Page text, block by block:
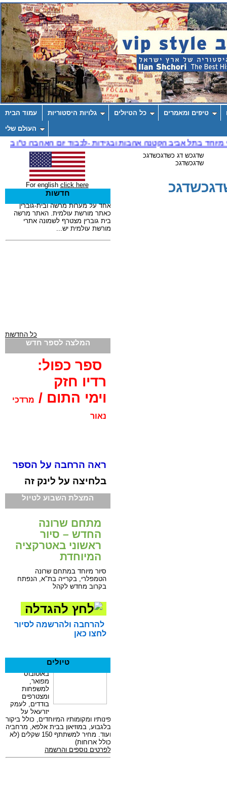
עמוד הבית גלויות היסטוריות כל הטיולים טיפים ומאמרים
העולם שלי
שדגכש דג כשדגכשדגכ
שדגכשדגכ
For english click here
חדשות
כל החדשות
המלצה לספר חדש
ספר כפול:
רדיו חזק
וימי התום / מרדכי
נאור
ראה הרחבה על הספר
בלחיצה על לינק זה
המצלת השבוע לטיול
מתחם שרונה
החדש – סיור
ראשוני באטרקציה
המיוחדת
סיור מיוחד במתחם שרונה
הטמפלרי, בקרייה בת"א, הנפתח
בקרוב מחדש לקהל
להרחבה ולהרשמה לסיור
לחצו כאן
טיולים